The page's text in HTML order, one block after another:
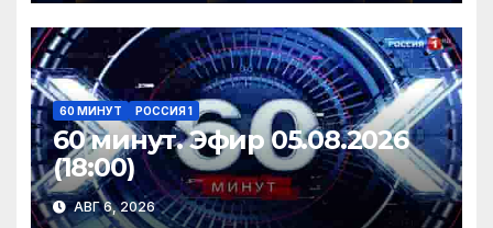
60 МИНУТ РОССИЯ 1
60 минут. Эфир 05.08.2026
(18:00)
АВГ 6, 2026